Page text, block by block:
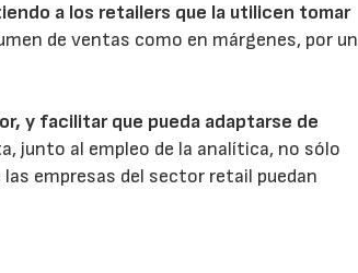
a los retailers que la utilicen tomar
de ventas como en márgenes, por un
y facilitar que pueda adaptarse de
junto al empleo de la analítica, no sólo
empresas del sector retail puedan